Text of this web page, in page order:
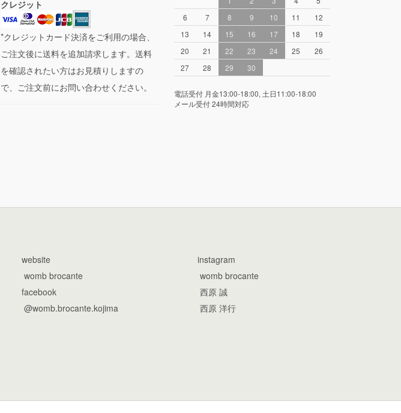
クレジット
*クレジットカード決済をご利用の場合、
ご注文後に送料を追加請求します。送料
を確認されたい方はお見積りしますの
で、ご注文前にお問い合わせください。
6
7 8 9 10 11
12
13
14 15 16 17 18
19
20
21 22 23 24 25
26
27
28 29 30
電話受付 月金13:00-18:00, 土日11:00-18:00
メール受付 24時間対応
website
womb brocante
facebook
@womb.brocante.kojima
instagram
womb brocante
西原 誠
西原 洋行